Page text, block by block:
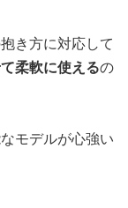
き方に対応して
柔軟に使えるの
モデルが心強い